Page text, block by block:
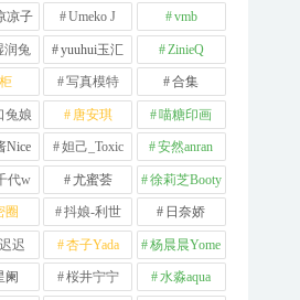
凉子 Umeko J vmb
润兔 yuuhui玉汇 ZinieQ
写真模特 合集
兔娘 唐安琪 喵糖印画
Nice 妲己_Toxic 安然anran
代w 尤蜜荟 徐莉芝Booty
圈 抖娘-利世 日奈娇
迟 杏子Yada 杨晨晨Yome
阑 桜井宁宁 水淼aqua